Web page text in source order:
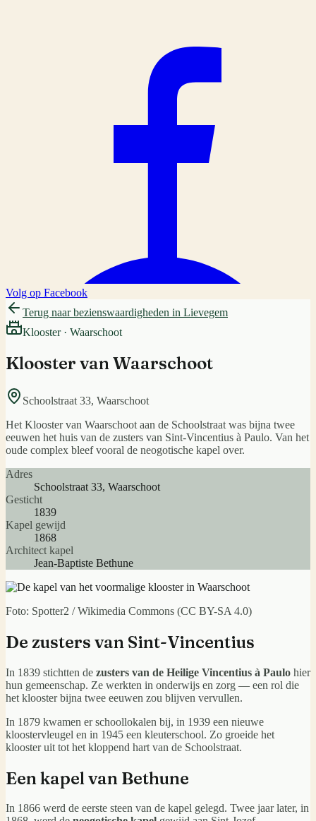
Volg op Facebook
Terug naar bezienswaardigheden in Lievegem
Klooster· Waarschoot
Klooster van Waarschoot
Schoolstraat 33, Waarschoot
Het Klooster van Waarschoot aan de Schoolstraat was bijna twee
eeuwen het huis van de zusters van Sint-Vincentius à Paulo. Van het
oude complex bleef vooral de neogotische kapel over.
Adres
Schoolstraat 33, Waarschoot
Gesticht
1839
Kapel gewijd
1868
Architect kapel
Jean-Baptiste Bethune
Foto: Spotter2 / Wikimedia Commons (CC BY-SA 4.0)
De zusters van Sint-Vincentius
In 1839 stichtten de zusters van de Heilige Vincentius à Paulo hier
hun gemeenschap. Ze werkten in onderwijs en zorg — een rol die
het klooster bijna twee eeuwen zou blijven vervullen.
In 1879 kwamen er schoollokalen bij, in 1939 een nieuwe
kloostervleugel en in 1945 een kleuterschool. Zo groeide het
klooster uit tot het kloppend hart van de Schoolstraat.
Een kapel van Bethune
In 1866 werd de eerste steen van de kapel gelegd. Twee jaar later, in